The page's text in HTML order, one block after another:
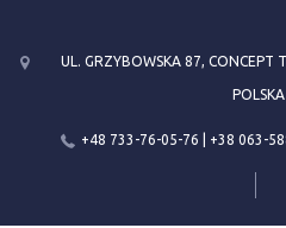
UL. GRZYBOWSKA 87, CONCEPT
POLSKA
+48 733-76-05-76 | +38 063-